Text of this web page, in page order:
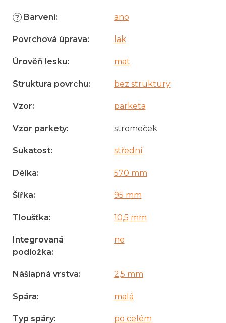
? Barvení: ano
Povrchová úprava: lak
Úrověň lesku: mat
Struktura povrchu: bez struktury
Vzor: parketa
Vzor parkety: stromeček
Sukatost: střední
Délka: 570 mm
Šířka: 95 mm
Tloušťka: 10,5 mm
Integrovaná
podložka:
ne
Nášlapná vrstva: 2,5 mm
Spára: malá
Typ spáry: po celém